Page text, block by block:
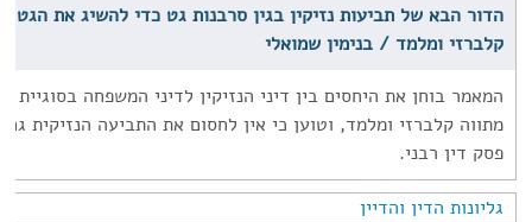
הדור הבא של תביעות נזיקין בגין סרבנות גט כדי להשיג את הגט
קלברזי ומלמד / בנימין שמואלי
המאמר בוחן את היחסים בין דיני הנזיקין לדיני המשפחה בסוגיית
מתווה קלברזי ומלמד, וטוען כי אין לחסום את התביעה הנזיקית
פסק דין רבני.
גליונות הדין והדיין